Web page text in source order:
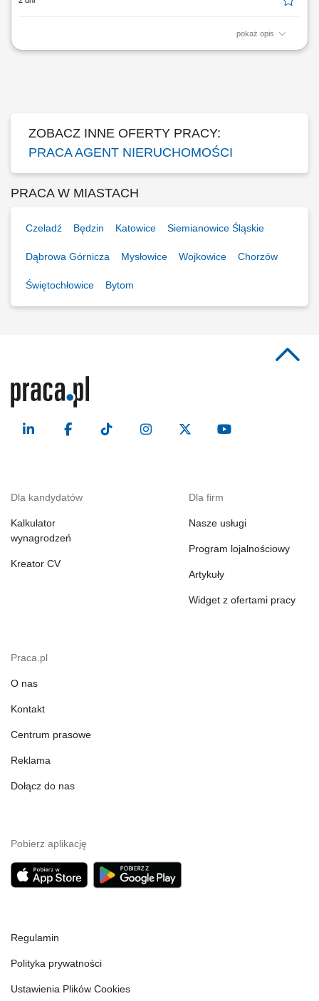
pokaż opis
Kompleksowa obsługa klientów w zakresie sprzedaży, zakupu oraz
ZOBACZ INNE OFERTY PRACY:
PRACA AGENT NIERUCHOMOŚCI
PRACA W MIASTACH
Czeladź Będzin Katowice Siemianowice Śląskie
Dąbrowa Górnicza Mysłowice Wojkowice Chorzów
Świętochłowice Bytom
Dla kandydatów
Kalkulator
wynagrodzeń
Kreator CV
Dla firm
Nasze usługi
Program lojalnościowy
Artykuły
Widget z ofertami pracy
Praca.pl
O nas
Kontakt
Centrum prasowe
Reklama
Dołącz do nas
Pobierz aplikację
Regulamin
Polityka prywatności
Ustawienia Plików Cookies